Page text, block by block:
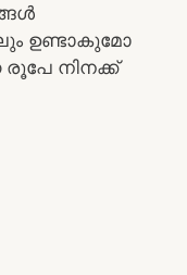
ഉണ്ടാകുമോ
നിനക്ക്